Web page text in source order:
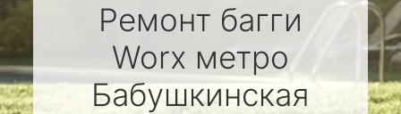
Ремонт багги
Worx метро
Бабушкинская